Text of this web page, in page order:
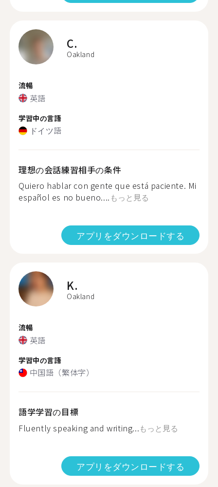
C.
Oakland
流暢
英語
学習中の言語
ドイツ語
理想の会話練習相手の条件
Quiero hablar con gente que está paciente. Mi
español es no bueno.... もっと見る
アプリをダウンロードする
K.
Oakland
流暢
英語
学習中の言語
中国語（繁体字）
語学学習の目標
Fluently speaking and writing...もっと見る
アプリをダウンロードする